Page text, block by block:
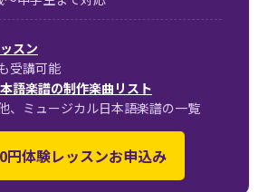
スン
受講可能
語楽譜の制作楽曲リスト
、ミュージカル日本語楽譜の一覧
体験レッスンお申込み